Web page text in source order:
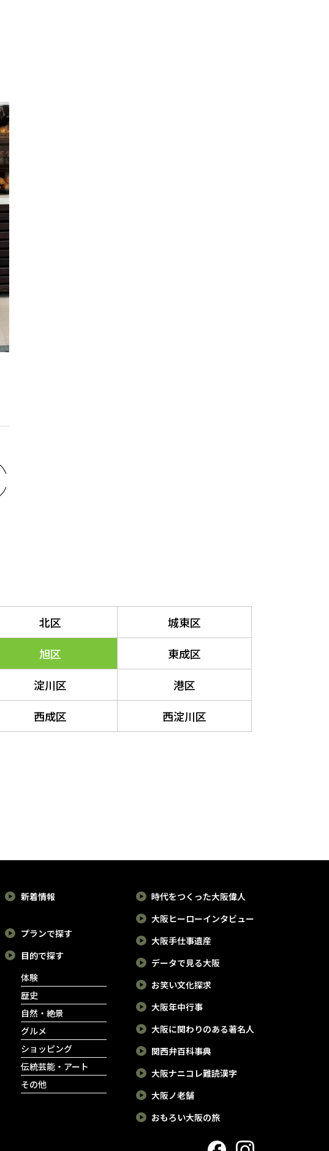
北区
城東区
旭区
東成区
淀川区
港区
西成区
西淀川区
新着情報
プランで探す
目的で探す
体験
歴史
自然・絶景
グルメ
ショッピング
伝統芸能・アート
その他
時代をつくった大阪偉人
大阪ヒーローインタビュー
大阪手仕事遺産
データで見る大阪
お笑い文化探求
大阪年中行事
大阪に関わりのある著名人
関西弁百科事典
大阪ナニコレ難読漢字
大阪ノ老舗
おもろい大阪の旅